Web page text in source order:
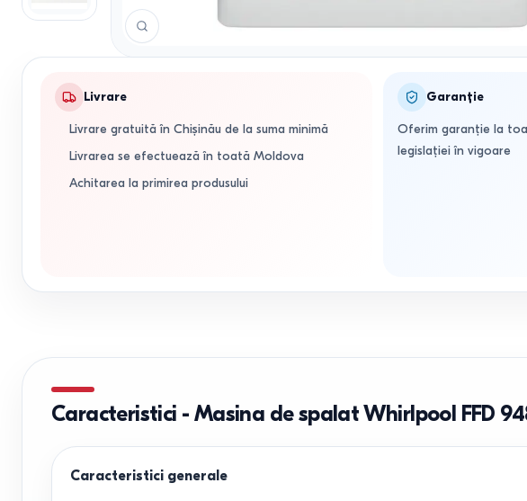
Livrare
Livrare gratuită în Chișinău de la suma minimă
Livrarea se efectuează în toată Moldova
Achitarea la primirea produsului
Garanție
Oferim garanție la
legislației în vigoare
Caracteristici - Masina de spalat Whirlpool FFD
Caracteristici generale